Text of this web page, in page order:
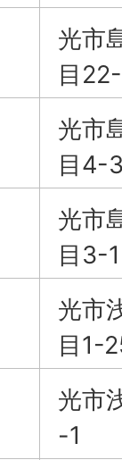
光市
目
光市
目4-
光市
目3-1
光市
目1-
光市
-1